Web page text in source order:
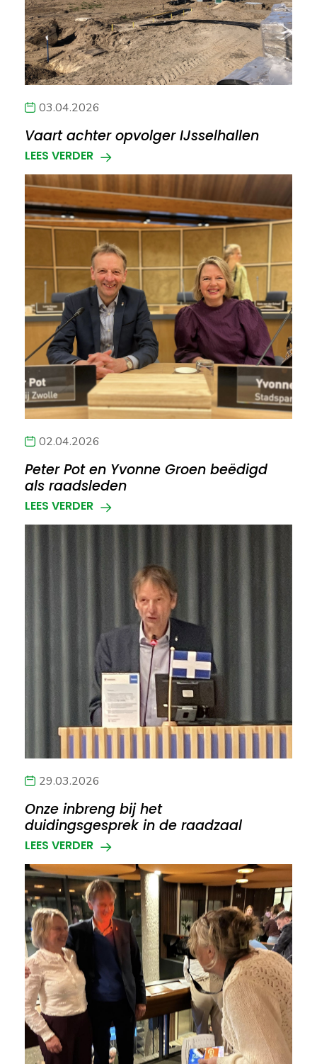
03.04.2026
Vaart achter opvolger IJsselhallen
LEES VERDER
02.04.2026
Peter Pot en Yvonne Groen beëdigd
als raadsleden
LEES VERDER
29.03.2026
Onze inbreng bij het
duidingsgesprek in de raadzaal
LEES VERDER